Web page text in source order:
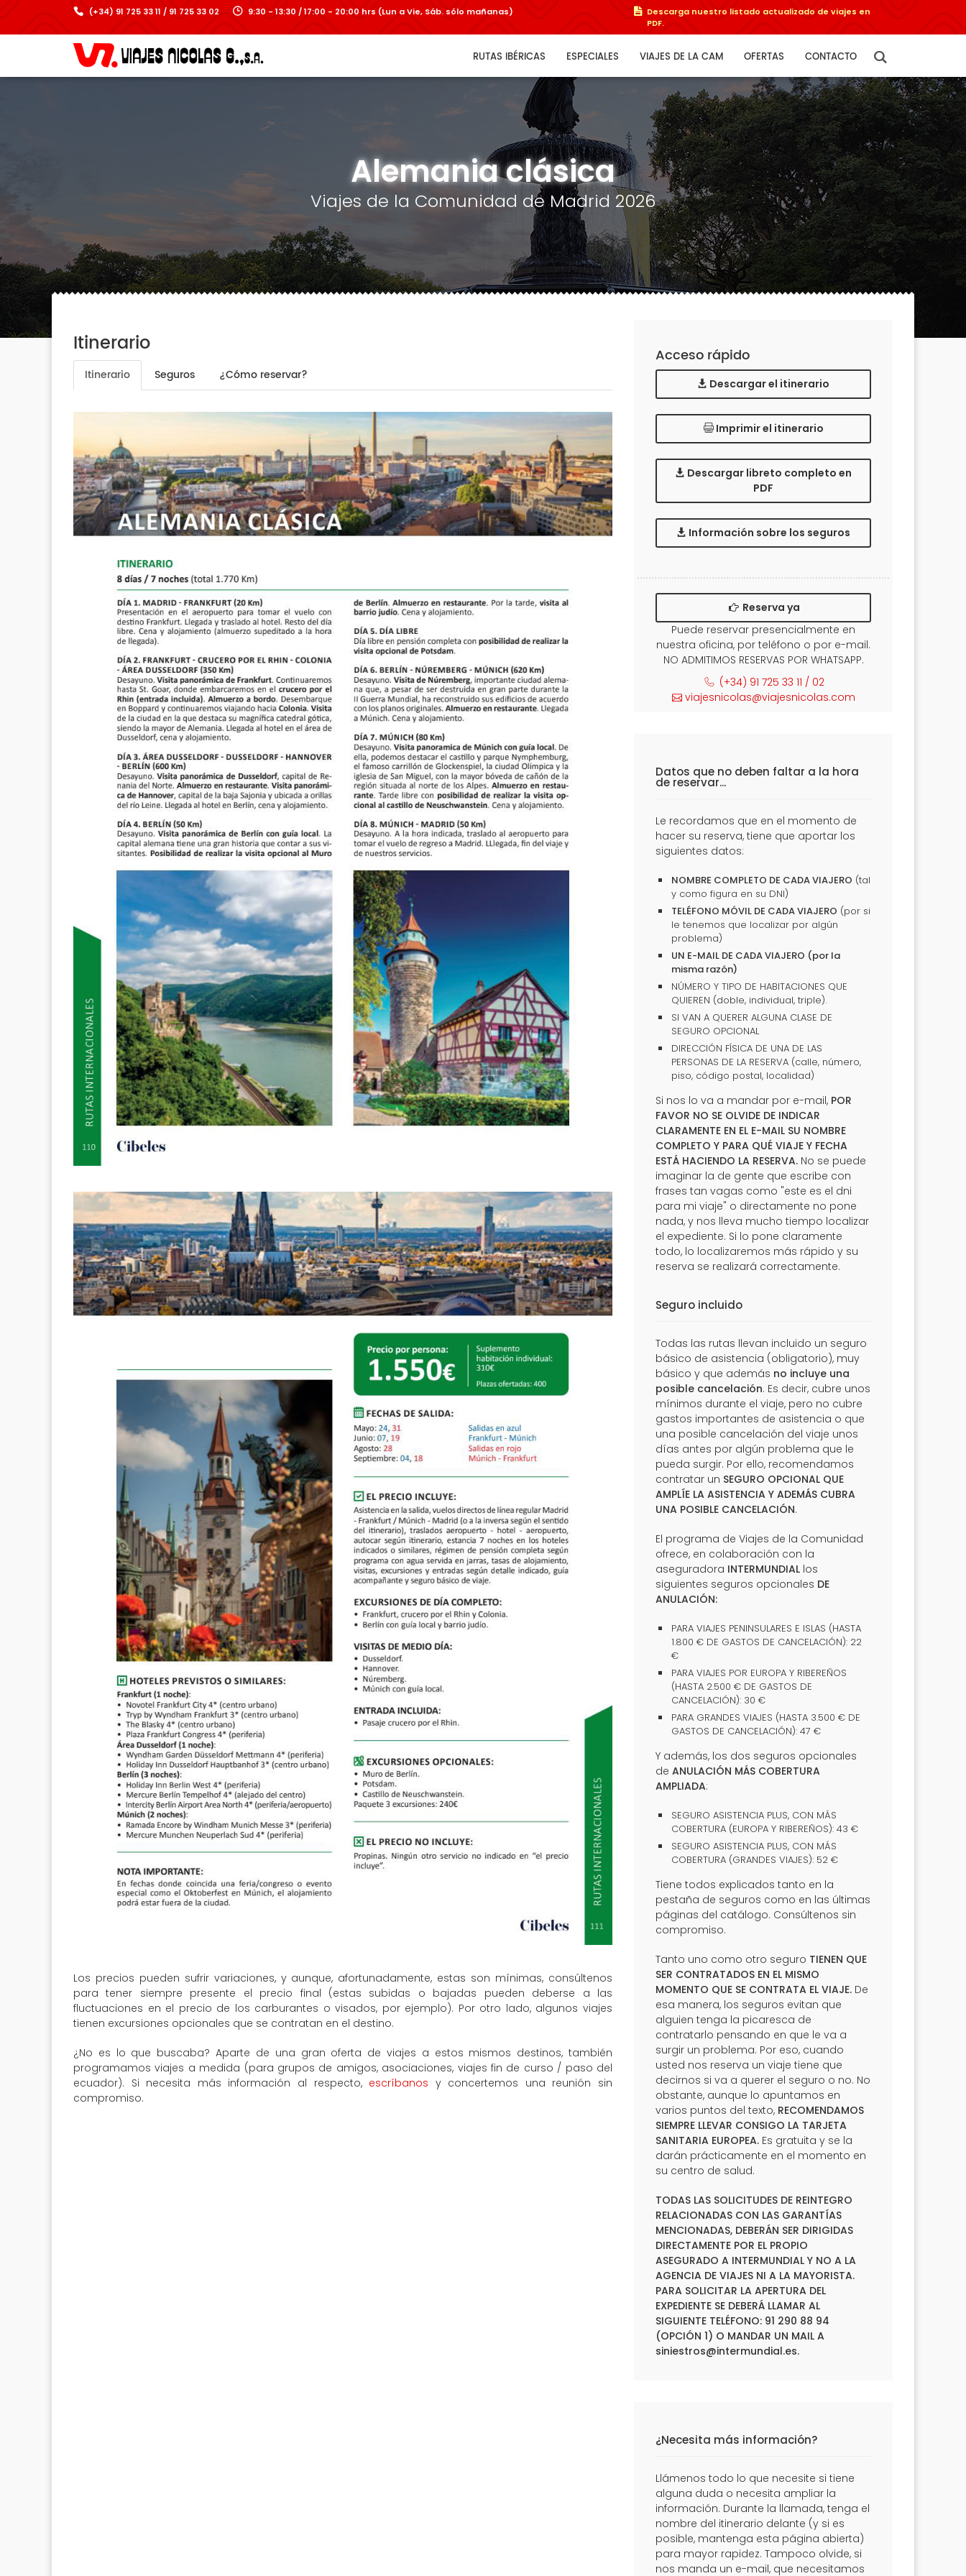
(+34) 91 725 33 11 / 91 725 33 02 9:30 - 13:30 / 17:00 - 20:00 hrs (Lun a Vie, Sáb. sólo mañanas)
Descarga nuestro listado actualizado de viajes en
PDF.
RUTAS IBÉRICAS ESPECIALES VIAJES DE LA CAM OFERTAS CONTACTO
Alemania clásica
Viajes de la Comunidad de Madrid 2026
Itinerario
Itinerario Seguros ¿Cómo reservar?
Los precios pueden sufrir variaciones, y aunque, afortunadamente, estas son mínimas, consúltenos
para tener siempre presente el precio final (estas subidas o bajadas pueden deberse a las
fluctuaciones en el precio de los carburantes o visados, por ejemplo). Por otro lado, algunos viajes
tienen excursiones opcionales que se contratan en el destino.
¿No es lo que buscaba? Aparte de una gran oferta de viajes a estos mismos destinos, también
programamos viajes a medida (para grupos de amigos, asociaciones, viajes fin de curso / paso del
ecuador). Si necesita más información al respecto, escríbanos y concertemos una reunión sin
compromiso.
Acceso rápido
Descargar el itinerario
Imprimir el itinerario
Descargar libreto completo en
PDF
Información sobre los seguros
Reserva ya
Puede reservar presencialmente en
nuestra oficina, por teléfono o por e-mail.
NO ADMITIMOS RESERVAS POR WHATSAPP.
(+34) 91 725 33 11 / 02
viajesnicolas@viajesnicolas.com
Datos que no deben faltar a la hora
de reservar...
Le recordamos que en el momento de
hacer su reserva, tiene que aportar los
siguientes datos:
NOMBRE COMPLETO DE CADA VIAJERO (tal
y como figura en su DNI)
TELÉFONO MÓVIL DE CADA VIAJERO (por si
le tenemos que localizar por algún
problema)
UN E-MAIL DE CADA VIAJERO (por la
misma razón)
NÚMERO Y TIPO DE HABITACIONES QUE
QUIEREN (doble, individual, triple).
SI VAN A QUERER ALGUNA CLASE DE
SEGURO OPCIONAL
DIRECCIÓN FÍSICA DE UNA DE LAS
PERSONAS DE LA RESERVA (calle, número,
piso, código postal, localidad)
Si nos lo va a mandar por e-mail, POR
FAVOR NO SE OLVIDE DE INDICAR
CLARAMENTE EN EL E-MAIL SU NOMBRE
COMPLETO Y PARA QUÉ VIAJE Y FECHA
ESTÁ HACIENDO LA RESERVA. No se puede
imaginar la de gente que escribe con
frases tan vagas como "este es el dni
para mi viaje" o directamente no pone
nada, y nos lleva mucho tiempo localizar
el expediente. Si lo pone claramente
todo, lo localizaremos más rápido y su
reserva se realizará correctamente.
Seguro incluido
Todas las rutas llevan incluido un seguro
básico de asistencia (obligatorio), muy
básico y que además no incluye una
posible cancelación. Es decir, cubre unos
mínimos durante el viaje, pero no cubre
gastos importantes de asistencia o que
una posible cancelación del viaje unos
días antes por algún problema que le
pueda surgir. Por ello, recomendamos
contratar un SEGURO OPCIONAL QUE
AMPLÍE LA ASISTENCIA Y ADEMÁS CUBRA
UNA POSIBLE CANCELACIÓN.
El programa de Viajes de la Comunidad
ofrece, en colaboración con la
aseguradora INTERMUNDIAL los
siguientes seguros opcionales DE
ANULACIÓN:
PARA VIAJES PENINSULARES E ISLAS (HASTA
1.800 € DE GASTOS DE CANCELACIÓN): 22
€
PARA VIAJES POR EUROPA Y RIBEREÑOS
(HASTA 2.500 € DE GASTOS DE
CANCELACIÓN): 30 €
PARA GRANDES VIAJES (HASTA 3.500 € DE
GASTOS DE CANCELACIÓN): 47 €
Y además, los dos seguros opcionales
de ANULACIÓN MÁS COBERTURA
AMPLIADA:
SEGURO ASISTENCIA PLUS, CON MÁS
COBERTURA (EUROPA Y RIBEREÑOS): 43 €
SEGURO ASISTENCIA PLUS, CON MÁS
COBERTURA (GRANDES VIAJES): 52 €
Tiene todos explicados tanto en la
pestaña de seguros como en las últimas
páginas del catálogo. Consúltenos sin
compromiso.
Tanto uno como otro seguro TIENEN QUE
SER CONTRATADOS EN EL MISMO
MOMENTO QUE SE CONTRATA EL VIAJE. De
esa manera, los seguros evitan que
alguien tenga la picaresca de
contratarlo pensando en que le va a
surgir un problema. Por eso, cuando
usted nos reserva un viaje tiene que
decirnos si va a querer el seguro o no. No
obstante, aunque lo apuntamos en
varios puntos del texto, RECOMENDAMOS
SIEMPRE LLEVAR CONSIGO LA TARJETA
SANITARIA EUROPEA. Es gratuita y se la
darán prácticamente en el momento en
su centro de salud.
TODAS LAS SOLICITUDES DE REINTEGRO
RELACIONADAS CON LAS GARANTÍAS
MENCIONADAS, DEBERÁN SER DIRIGIDAS
DIRECTAMENTE POR EL PROPIO
ASEGURADO A INTERMUNDIAL Y NO A LA
AGENCIA DE VIAJES NI A LA MAYORISTA.
PARA SOLICITAR LA APERTURA DEL
EXPEDIENTE SE DEBERÁ LLAMAR AL
SIGUIENTE TELÉFONO: 91 290 88 94
(OPCIÓN 1) O MANDAR UN MAIL A
siniestros@intermundial.es.
¿Necesita más información?
Llámenos todo lo que necesite si tiene
alguna duda o necesita ampliar la
información. Durante la llamada, tenga el
nombre del itinerario delante (y si es
posible, mantenga esta página abierta)
para mayor rapidez. Tampoco olvide, si
nos manda un e-mail, que necesitamos